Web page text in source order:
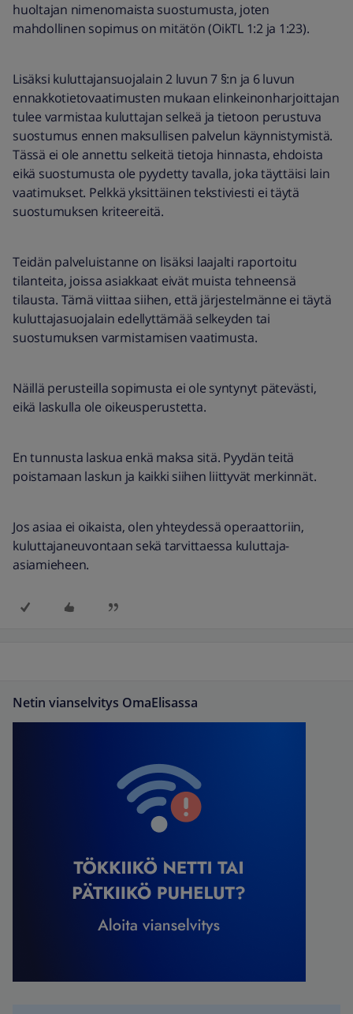
huoltajan nimenomaista suostumusta, joten
mahdollinen sopimus on mitätön (OikTL 1:2 ja 1:23).
Lisäksi kuluttajansuojalain 2 luvun 7 §:n ja 6 luvun
ennakkotietovaatimusten mukaan elinkeinonharjoittajan
tulee varmistaa kuluttajan selkeä ja tietoon perustuva
suostumus ennen maksullisen palvelun käynnistymistä.
Tässä ei ole annettu selkeitä tietoja hinnasta, ehdoista
eikä suostumusta ole pyydetty tavalla, joka täyttäisi lain
vaatimukset. Pelkkä yksittäinen tekstiviesti ei täytä
suostumuksen kriteereitä.
Teidän palveluistanne on lisäksi laajalti raportoitu
tilanteita, joissa asiakkaat eivät muista tehneensä
tilausta. Tämä viittaa siihen, että järjestelmänne ei täytä
kuluttajasuojalain edellyttämää selkeyden tai
suostumuksen varmistamisen vaatimusta.
Näillä perusteilla sopimusta ei ole syntynyt pätevästi,
eikä laskulla ole oikeusperustetta.
En tunnusta laskua enkä maksa sitä. Pyydän teitä
poistamaan laskun ja kaikki siihen liittyvät merkinnät.
Jos asiaa ei oikaista, olen yhteydessä operaattoriin,
kuluttajaneuvontaan sekä tarvittaessa kuluttaja-
asiamieheen.
Netin vianselvitys OmaElisassa